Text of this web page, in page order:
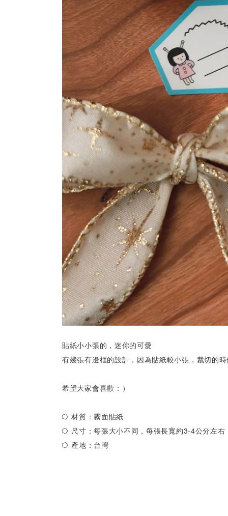
貼紙小小張的，迷你的可愛
有幾張有邊框的設計，因為貼紙較小張，裁切的
希望大家會喜歡：）
⭔ 材質：霧面貼紙
⭔ 尺寸：每張大小不同，每張長寬約3-4公分左右
⭔ 產地：台灣